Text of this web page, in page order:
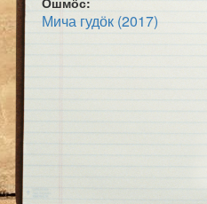
Мича гудӧк (2017)